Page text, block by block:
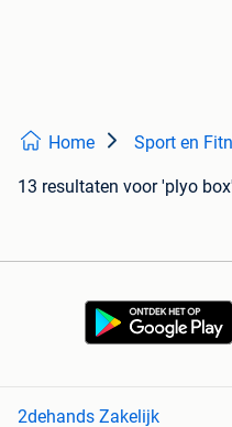
Home Sport en
13 resultaten voor 'plyo box'
2dehands Zakelijk